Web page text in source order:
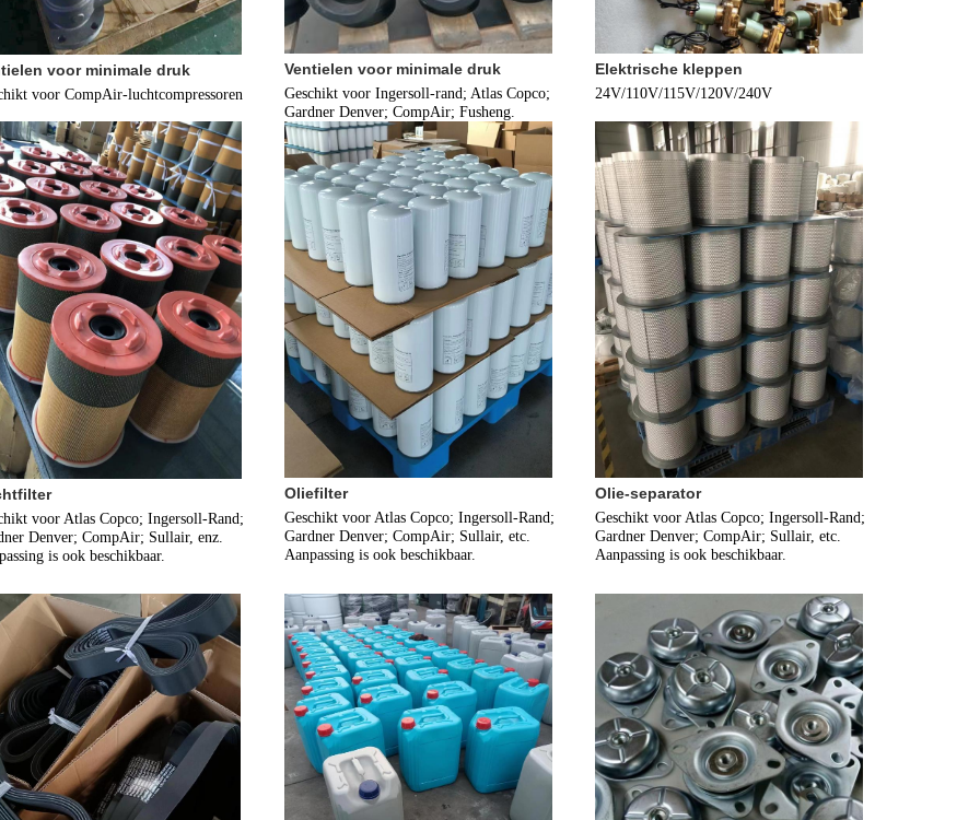
voor minimale druk
voor CompAir-luchtcompressoren
Ventielen voor minimale druk
Geschikt voor Ingersoll-rand; Atlas Copco;
Gardner Denver; CompAir; Fusheng.
Elektrische kleppen
24V/110V/115V/120V/240V
voor Atlas Copco; Ingersoll-Rand;
Denver; CompAir; Sullair, enz.
is ook beschikbaar.
Oliefilter
Geschikt voor Atlas Copco; Ingersoll-Rand;
Gardner Denver; CompAir; Sullair, etc.
Aanpassing is ook beschikbaar.
Olie-separator
Geschikt voor Atlas Copco; Ingersoll-Rand;
Gardner Denver; CompAir; Sullair, etc.
Aanpassing is ook beschikbaar.